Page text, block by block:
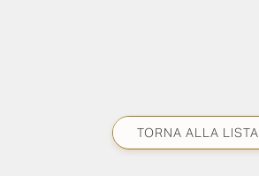
TORNA ALLA LISTA